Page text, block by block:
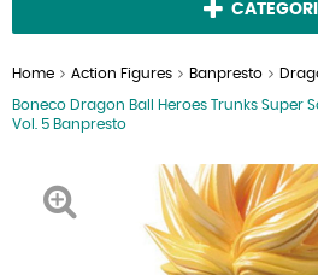
Home Action Figures Banpresto
Boneco Dragon Ball Heroes Trunks Super
Vol. 5 Banpresto